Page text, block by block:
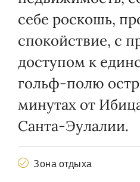
себе роскошь,
спокойствие, с
доступом к
гольф-полю
минутах от
Санта-Эулалии.
Зона отдыха